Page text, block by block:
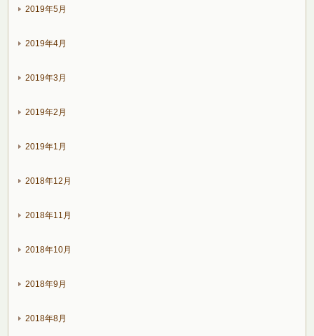
2019年5月
2019年4月
2019年3月
2019年2月
2019年1月
2018年12月
2018年11月
2018年10月
2018年9月
2018年8月